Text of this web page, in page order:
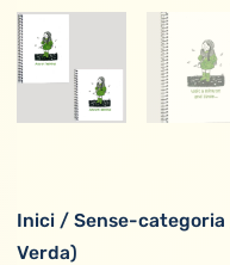
Inici /Sense-categoria
Verda)